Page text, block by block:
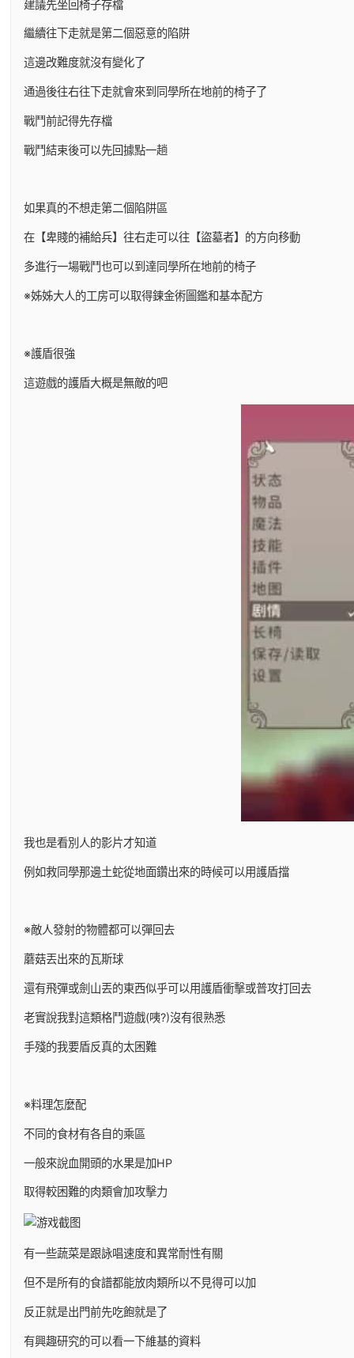
建議先坐回椅子存檔
繼續往下走就是第二個惡意的陷阱
這邊改難度就沒有變化了
通過後往右往下走就會來到同學所在地前的椅子了
戰鬥前記得先存檔
戰鬥結束後可以先回據點一趟
如果真的不想走第二個陷阱區
在【卑賤的補給兵】往右走可以往【盜墓者】的方向移動
多進行一場戰鬥也可以到達同學所在地前的椅子
※姊姊大人的工房可以取得鍊金術圖鑑和基本配方
※護盾很強
這遊戲的護盾大概是無敵的吧
我也是看別人的影片才知道
例如救同學那邊土蛇從地面鑽出來的時候可以用護盾擋
※敵人發射的物體都可以彈回去
蘑菇丟出來的瓦斯球
還有飛彈或劍山丟的東西似乎可以用護盾衝擊或普攻打回去
老實說我對這類格鬥遊戲(咦?)沒有很熟悉
手殘的我要盾反真的太困難
※料理怎麼配
不同的食材有各自的乘區
一般來說血開頭的水果是加HP
取得較困難的肉類會加攻擊力
有一些蔬菜是跟詠唱速度和異常耐性有關
但不是所有的食譜都能放肉類所以不見得可以加
反正就是出門前先吃飽就是了
有興趣研究的可以看一下維基的資料